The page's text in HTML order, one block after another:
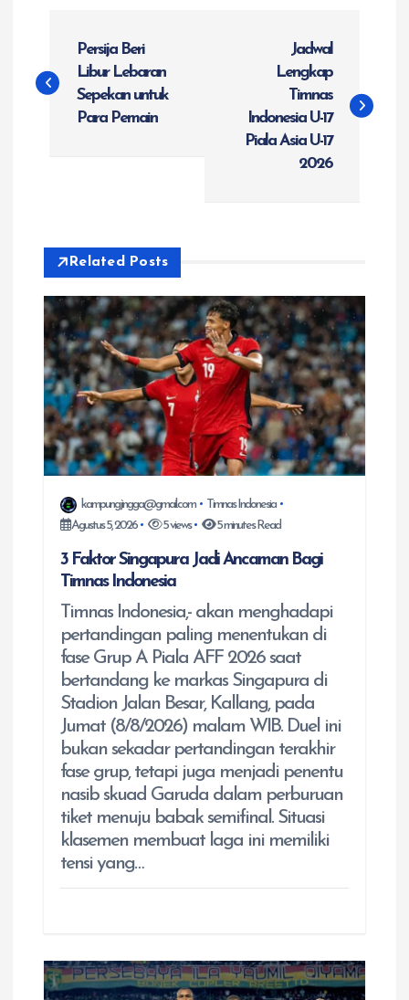
a
a
s
p
o
s
Persija Beri
Libur Lebaran
Sepekan untuk
Para Pemain
Jadwal
Lengkap
Timnas
Indonesia U-17
Piala Asia U-17
2026
Related Posts
kampungjingga@gmail.com
Timnas Indonesia
Agustus 5, 2026
5 views 5 minutes Read
3 Faktor Singapura Jadi Ancaman Bagi
Timnas Indonesia
Timnas Indonesia,- akan menghadapi
pertandingan paling menentukan di
fase Grup A Piala AFF 2026 saat
bertandang ke markas Singapura di
Stadion Jalan Besar, Kallang, pada
Jumat (8/8/2026) malam WIB. Duel ini
bukan sekadar pertandingan terakhir
fase grup, tetapi juga menjadi penentu
nasib skuad Garuda dalam perburuan
tiket menuju babak semifinal. Situasi
klasemen membuat laga ini memiliki
tensi yang…